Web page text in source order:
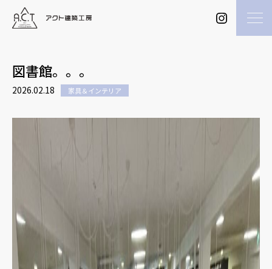
図書館。。。
2026.02.18 家具＆インテリア